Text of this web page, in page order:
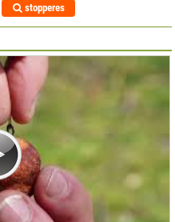
stopperes